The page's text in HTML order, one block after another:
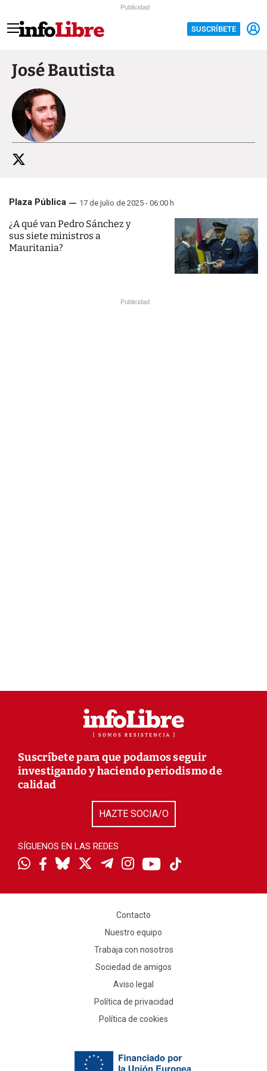
Publicidad
SUSCRÍBETE
José Bautista
Plaza Pública 17 de julio de 2025 - 06:00 h
¿A qué van Pedro Sánchez y
sus siete ministros a
Mauritania?
Publicidad
Suscríbete para que podamos seguir
investigando y haciendo periodismo de
calidad
HAZTE SOCIA/O
SÍGUENOS EN LAS REDES
Contacto
Nuestro equipo
Trabaja con nosotros
Sociedad de amigos
Aviso legal
Política de privacidad
Política de cookies